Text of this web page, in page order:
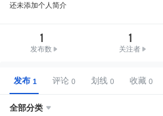
还未添加个人简介
1
发布数
1
关注者
发布 评论 划线 收藏
全部分类 